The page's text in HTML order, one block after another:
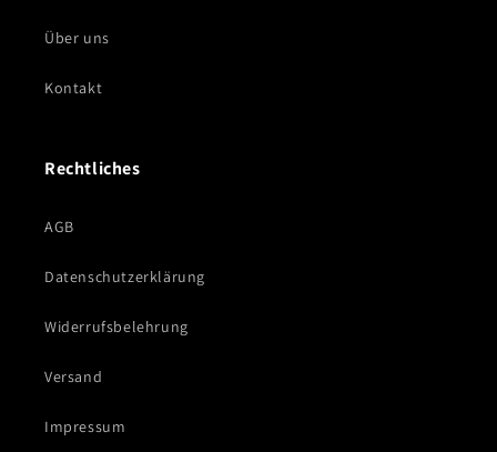
Über uns
Kontakt
Rechtliches
AGB
Datenschutzerklärung
Widerrufsbelehrung
Versand
Impressum